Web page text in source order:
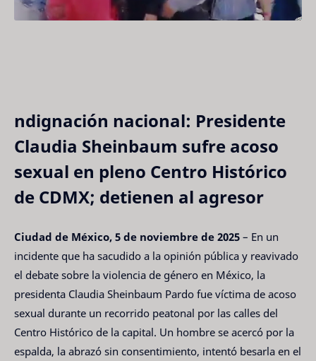
ndignación nacional: Presidente
Claudia Sheinbaum sufre acoso
sexual en pleno Centro Histórico
de CDMX; detienen al agresor
Ciudad de México, 5 de noviembre de 2025 – En un
incidente que ha sacudido a la opinión pública y reavivado
el debate sobre la violencia de género en México, la
presidenta Claudia Sheinbaum Pardo fue víctima de acoso
sexual durante un recorrido peatonal por las calles del
Centro Histórico de la capital. Un hombre se acercó por la
espalda, la abrazó sin consentimiento, intentó besarla en el